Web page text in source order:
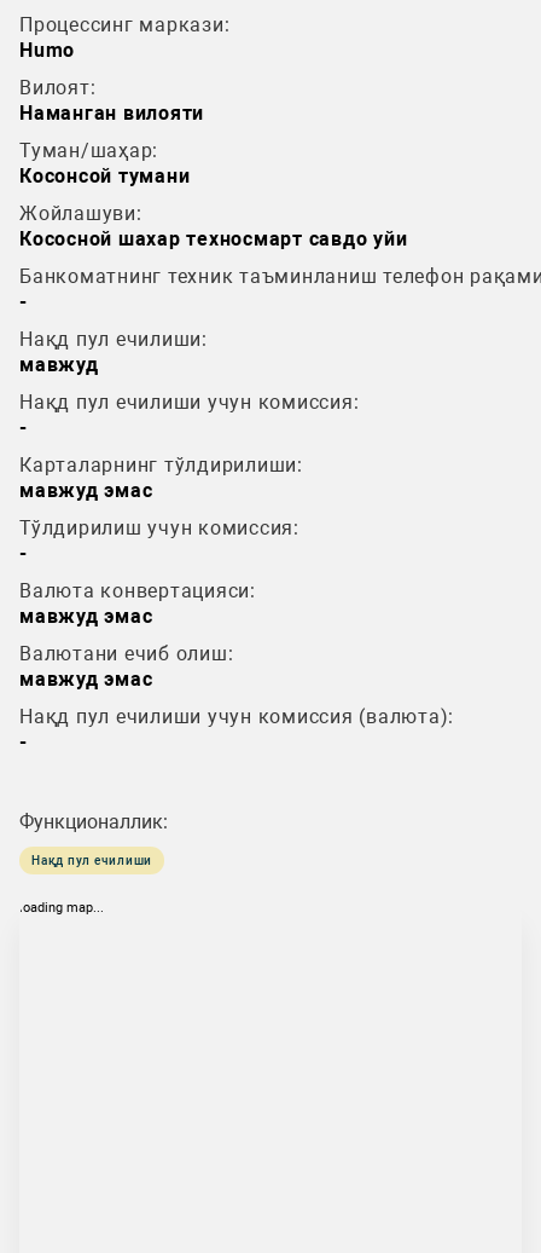
Процессинг маркази:
Humo
Вилоят:
Наманган вилояти
Туман/шаҳар:
Косонсой тумани
Жойлашуви:
Кососной шахар техносмарт савдо уйи
Банкоматнинг техник таъминланиш телефон
-
Нақд пул ечилиши:
мавжуд
Нақд пул ечилиши учун комиссия:
-
Карталарнинг тўлдирилиши:
мавжуд эмас
Тўлдирилиш учун комиссия:
-
Валюта конвертацияси:
мавжуд эмас
Валютани ечиб олиш:
мавжуд эмас
Нақд пул ечилиши учун комиссия (валюта):
-
Функционаллик:
Нақд пул ечилиши
loading map...